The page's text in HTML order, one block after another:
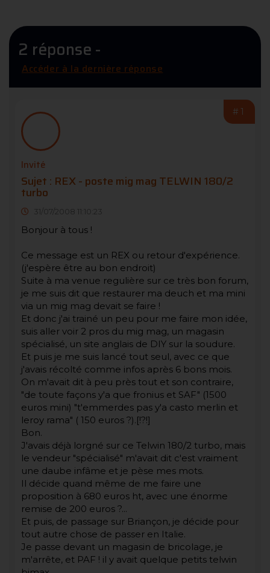
2 réponse -
Accéder à la dernière réponse
#1
Invité
Sujet : REX - poste mig mag TELWIN 180/2
turbo
31/07/2008 11:10:23
Bonjour à tous !
Ce message est un REX ou retour d'expérience.
(j'espère être au bon endroit)
Suite à ma venue regulière sur ce très bon forum,
je me suis dit que restaurer ma deuch et ma mini
via un mig mag devait se faire !
Et donc j'ai trainé un peu pour me faire mon idée,
suis aller voir 2 pros du mig mag, un magasin
spécialisé, un site anglais de DIY sur la soudure.
Et puis je me suis lancé tout seul, avec ce que
j'avais récolté comme infos après 6 bons mois.
On m'avait dit à peu près tout et son contraire,
"de toute façons y'a que fronius et SAF" (1500
euros mini) "t'emmerdes pas y'a casto merlin et
leroy rama" ( 150 euros ?).[!?!]
Bon.
J'avais déjà lorgné sur ce Telwin 180/2 turbo, mais
le vendeur "spécialisé" m'avait dit c'est vraiment
une daube infâme et je pèse mes mots.
Il décide quand même de me faire une
proposition à 680 euros ht, avec une énorme
remise de 200 euros ?...
Et puis, de passage sur Briançon, je décide pour
tout autre chose de passer en Italie.
Je passe devant un magasin de bricolage, je
m'arrête, et PAF ! il y avait quelque petits telwin